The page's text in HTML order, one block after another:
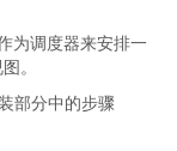
为调度器来安排一
。
部分中的步骤